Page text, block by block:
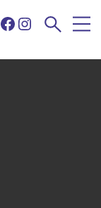
Facebook
Instagram